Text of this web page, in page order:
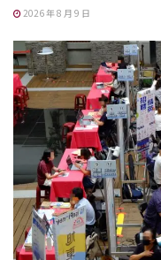
2026 年 8 月 9 日